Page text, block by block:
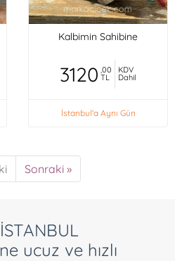
Kalbimin Sahibine
3120 ,00
TL
KDV
Dahil
İstanbul'a Aynı Gün
Sonraki »
ucuz ve hızlı